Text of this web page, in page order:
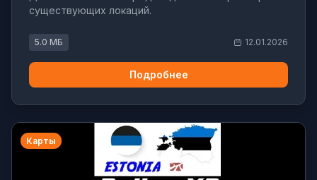
существующих локаций.
5.0 МБ 12.01.2026
Подробнее
Карты